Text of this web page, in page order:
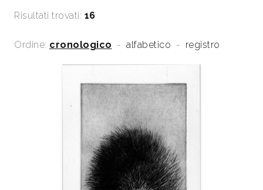
Risultati trovati: 16
Ordine: cronologico - alfabetico - registro